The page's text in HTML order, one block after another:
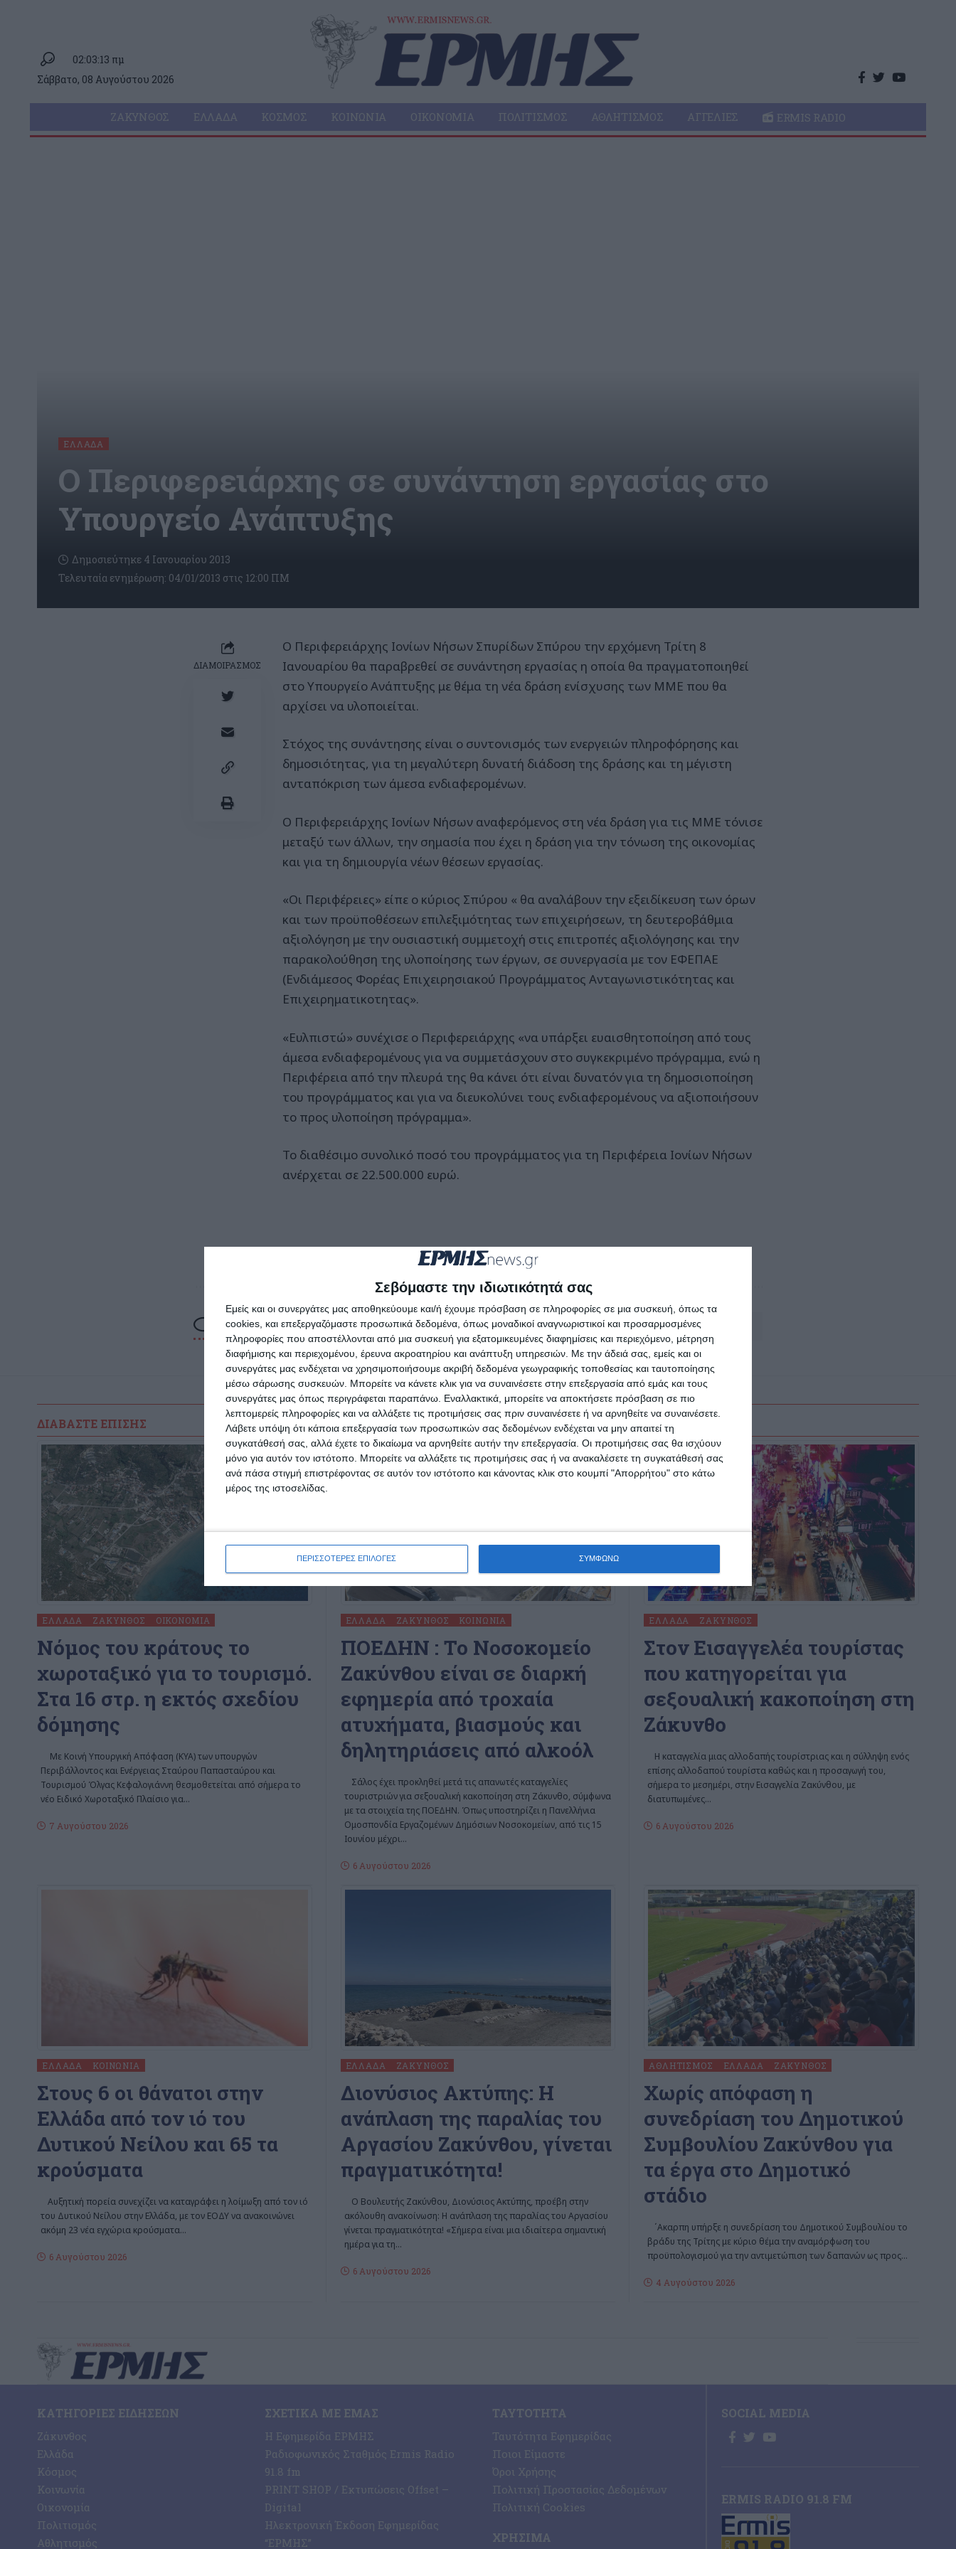
Σεβόμαστε την ιδιωτικότητά σας
Εμείς και οι συνεργάτες μας αποθηκεύουμε και/ή έχουμε πρόσβαση σε πληροφορίες σε μια συσκευή, όπως τα
cookies, και επεξεργαζόμαστε προσωπικά δεδομένα, όπως μοναδικοί αναγνωριστικοί και προσαρμοσμένες
πληροφορίες που αποστέλλονται από μια συσκευή για εξατομικευμένες διαφημίσεις και περιεχόμενο, μέτρηση
διαφήμισης και περιεχομένου, έρευνα ακροατηρίου και ανάπτυξη υπηρεσιών. Με την άδειά σας, εμείς και οι
συνεργάτες μας ενδέχεται να χρησιμοποιήσουμε ακριβή δεδομένα γεωγραφικής τοποθεσίας και ταυτοποίησης
μέσω σάρωσης συσκευών. Μπορείτε να κάνετε κλικ για να συναινέσετε στην επεξεργασία από εμάς και τους
συνεργάτες μας όπως περιγράφεται παραπάνω. Εναλλακτικά, μπορείτε να αποκτήσετε πρόσβαση σε πιο
λεπτομερείς πληροφορίες και να αλλάξετε τις προτιμήσεις σας πριν συναινέσετε ή να αρνηθείτε να συναινέσετε.
Λάβετε υπόψη ότι κάποια επεξεργασία των προσωπικών σας δεδομένων ενδέχεται να μην απαιτεί τη
συγκατάθεσή σας, αλλά έχετε το δικαίωμα να αρνηθείτε αυτήν την επεξεργασία. Οι προτιμήσεις σας θα ισχύουν
μόνο για αυτόν τον ιστότοπο. Μπορείτε να αλλάξετε τις προτιμήσεις σας ή να ανακαλέσετε τη συγκατάθεσή σας
ανά πάσα στιγμή επιστρέφοντας σε αυτόν τον ιστότοπο και κάνοντας κλικ στο κουμπί "Απορρήτου" στο κάτω
μέρος της ιστοσελίδας.
ΠΕΡΙΣΣΟΤΕΡΕΣ ΕΠΙΛΟΓΕΣ ΣΥΜΦΩΝΩ
02:03:13 πμ
Σάββατο, 08 Αυγούστου 2026
ΖΆΚΥΝΘΟΣ ΕΛΛΆΔΑ ΚΌΣΜΟΣ ΚΟΙΝΩΝΊΑ ΟΙΚΟΝΟΜΊΑ ΠΟΛΙΤΙΣΜΌΣ ΑΘΛΗΤΙΣΜΌΣ ΑΓΓΕΛΊΕΣ ERMIS RADIO
ΕΛΛΆΔΑ
Ο Περιφερειάρχης σε συνάντηση εργασίας στο
Υπουργείο Ανάπτυξης
Τελευταία ενημέρωση: 04/01/2013 στις 12:00 ΠΜ
Δημοσιεύτηκε 4 Ιανουαρίου 2013
ΔΙΑΜΟΙΡΑΣΜΟΣ
Ο Περιφερειάρχης Ιονίων Νήσων Σπυρίδων Σπύρου την ερχόμενη Τρίτη 8
Ιανουαρίου θα παραβρεθεί σε συνάντηση εργασίας η οποία θα πραγματοποιηθεί
στο Υπουργείο Ανάπτυξης με θέμα τη νέα δράση ενίσχυσης των ΜΜΕ που θα
αρχίσει να υλοποιείται.
Στόχος της συνάντησης είναι ο συντονισμός των ενεργειών πληροφόρησης και
δημοσιότητας, για τη μεγαλύτερη δυνατή διάδοση της δράσης και τη μέγιστη
ανταπόκριση των άμεσα ενδιαφερομένων.
Ο Περιφερειάρχης Ιονίων Νήσων αναφερόμενος στη νέα δράση για τις ΜΜΕ τόνισε
μεταξύ των άλλων, την σημασία που έχει η δράση για την τόνωση της οικονομίας
και για τη δημιουργία νέων θέσεων εργασίας.
«Οι Περιφέρειες» είπε ο κύριος Σπύρου « θα αναλάβουν την εξειδίκευση των όρων
και των προϋποθέσεων επιλεξιμότητας των επιχειρήσεων, τη δευτεροβάθμια
αξιολόγηση με την ουσιαστική συμμετοχή στις επιτροπές αξιολόγησης και την
παρακολούθηση της υλοποίησης των έργων, σε συνεργασία με τον ΕΦΕΠΑΕ
(Ενδιάμεσος Φορέας Επιχειρησιακού Προγράμματος Ανταγωνιστικότητας και
Επιχειρηματικοτητας».
«Ευλπιστώ» συνέχισε ο Περιφερειάρχης «να υπάρξει ευαισθητοποίηση από τους
άμεσα ενδιαφερομένους για να συμμετάσχουν στο συγκεκριμένο πρόγραμμα, ενώ η
Περιφέρεια από την πλευρά της θα κάνει ότι είναι δυνατόν για τη δημοσιοποίηση
του προγράμματος και για να διευκολύνει τους ενδιαφερομένους να αξιοποιήσουν
το προς υλοποίηση πρόγραμμα».
Το διαθέσιμο συνολικό ποσό του προγράμματος για τη Περιφέρεια Ιονίων Νήσων
ανέρχεται σε 22.500.000 ευρώ.
Αφήστε ένα σχόλιο
ΔΙΑΒΆΣΤΕ ΕΠΊΣΗΣ
ΕΛΛΆΔΑ ΖΆΚΥΝΘΟΣ ΟΙΚΟΝΟΜΊΑ
Nόμος του κράτους το
χωροταξικό για το τουρισμό.
Στα 16 στρ. η εκτός σχεδίου
δόμησης
Με Κοινή Υπουργική Απόφαση (ΚΥΑ) των υπουργών
Περιβάλλοντος και Ενέργειας Σταύρου Παπασταύρου και
Τουρισμού Όλγας Κεφαλογιάννη θεσμοθετείται από σήμερα το
νέο Ειδικό Χωροταξικό Πλαίσιο για…
7 Αυγούστου 2026
ΕΛΛΆΔΑ ΖΆΚΥΝΘΟΣ ΚΟΙΝΩΝΊΑ
ΠΟΕΔΗΝ : To Νοσοκομείο
Ζακύνθου είναι σε διαρκή
εφημερία από τροχαία
ατυχήματα, βιασμούς και
δηλητηριάσεις από αλκοόλ
Σάλος έχει προκληθεί μετά τις απανωτές καταγγελίες
τουριστριών για σεξουαλική κακοποίηση στη Ζάκυνθο, σύμφωνα
με τα στοιχεία της ΠΟΕΔΗΝ. Όπως υποστηρίζει η Πανελλήνια
Ομοσπονδία Εργαζομένων Δημόσιων Νοσοκομείων, από τις 15
Ιουνίου μέχρι…
6 Αυγούστου 2026
ΕΛΛΆΔΑ ΖΆΚΥΝΘΟΣ
Στον Εισαγγελέα τουρίστας
που κατηγορείται για
σεξουαλική κακοποίηση στη
Ζάκυνθο
Η καταγγελία μιας αλλοδαπής τουρίστριας και η σύλληψη ενός
επίσης αλλοδαπού τουρίστα καθώς και η προσαγωγή του,
σήμερα το μεσημέρι, στην Εισαγγελία Ζακύνθου, με
διατυπωμένες…
6 Αυγούστου 2026
ΕΛΛΆΔΑ ΚΟΙΝΩΝΊΑ
Στους 6 οι θάνατοι στην
Ελλάδα από τον ιό του
Δυτικού Νείλου και 65 τα
κρούσματα
Αυξητική πορεία συνεχίζει να καταγράφει η λοίμωξη από τον ιό
του Δυτικού Νείλου στην Ελλάδα, με τον ΕΟΔΥ να ανακοινώνει
ακόμη 23 νέα εγχώρια κρούσματα…
6 Αυγούστου 2026
ΕΛΛΆΔΑ ΖΆΚΥΝΘΟΣ
Διονύσιος Ακτύπης: Η
ανάπλαση της παραλίας του
Αργασίου Ζακύνθου, γίνεται
πραγματικότητα!
Ο Βουλευτής Ζακύνθου, Διονύσιος Ακτύπης, προέβη στην
ακόλουθη ανακοίνωση: Η ανάπλαση της παραλίας του Αργασίου
γίνεται πραγματικότητα! «Σήμερα είναι μια ιδιαίτερα σημαντική
ημέρα για τη…
6 Αυγούστου 2026
ΑΘΛΗΤΙΣΜΌΣ ΕΛΛΆΔΑ ΖΆΚΥΝΘΟΣ
Χωρίς απόφαση η
συνεδρίαση του Δημοτικού
Συμβουλίου Ζακύνθου για
τα έργα στο Δημοτικό
στάδιο
΄Aκαρπη υπήρξε η συνεδρίαση του Δημοτικού Συμβουλίου το
βράδυ της Τρίτης με κύριο θέμα την αναμόρφωση του
προϋπολογισμού για την αντιμετώπιση των δαπανών ως προς…
4 Αυγούστου 2026
ΚΑΤΗΓΟΡΊΕΣ ΕΙΔΉΣΕΩΝ
Ζάκυνθος
Ελλάδα
Κόσμος
Κοινωνία
Οικονομία
Πολιτισμός
Αθλητισμός
ΣΧΕΤΙΚΆ ΜΕ ΕΜΆΣ
Η Εφημερίδα ΕΡΜΗΣ
Ραδιοφωνικός Σταθμός Ermis Radio
91.8 fm
PRINT SHOP / Εκτυπώσεις Offset –
Digital
Ηλεκτρονική Έκδοση Εφημερίδας
“ΕΡΜΗΣ”
ΤΑΥΤΌΤΗΤΑ
Ταυτότητα Εφημερίδας
Ποιοι Είμαστε
Όροι Χρήσης
Πολιτική Προστασίας Δεδομένων
Πολιτική Cookies
ΧΡΉΣΙΜΑ
SOCIAL MEDIA
ERMIS RADIO 91.8 FM